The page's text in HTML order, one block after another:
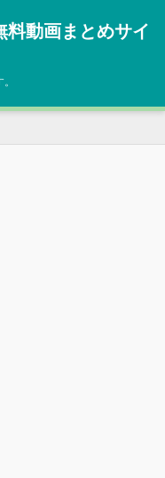
料動画まとめサイ